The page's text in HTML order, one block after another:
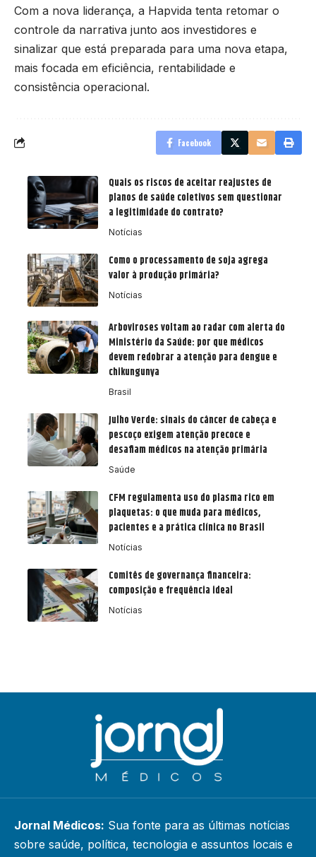
Com a nova liderança, a Hapvida tenta retomar o
controle da narrativa junto aos investidores e
sinalizar que está preparada para uma nova etapa,
mais focada em eficiência, rentabilidade e
consistência operacional.
Facebook
Quais os riscos de aceitar reajustes de
planos de saúde coletivos sem questionar
a legitimidade do contrato?
Notícias
Como o processamento de soja agrega
valor à produção primária?
Notícias
Arboviroses voltam ao radar com alerta do
Ministério da Saúde: por que médicos
devem redobrar a atenção para dengue e
chikungunya
Brasil
Julho Verde: sinais do câncer de cabeça e
pescoço exigem atenção precoce e
desafiam médicos na atenção primária
Saúde
CFM regulamenta uso do plasma rico em
plaquetas: o que muda para médicos,
pacientes e a prática clínica no Brasil
Notícias
Comitês de governança financeira:
composição e frequência ideal
Notícias
Jornal Médicos: Sua fonte para as últimas notícias
sobre saúde, política, tecnologia e assuntos locais e